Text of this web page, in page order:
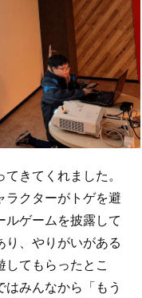
きてくれました。
ラクターがトゲを避
ゲームを披露して
り、やりがいがある
てもらったとこ
みんなから「もう